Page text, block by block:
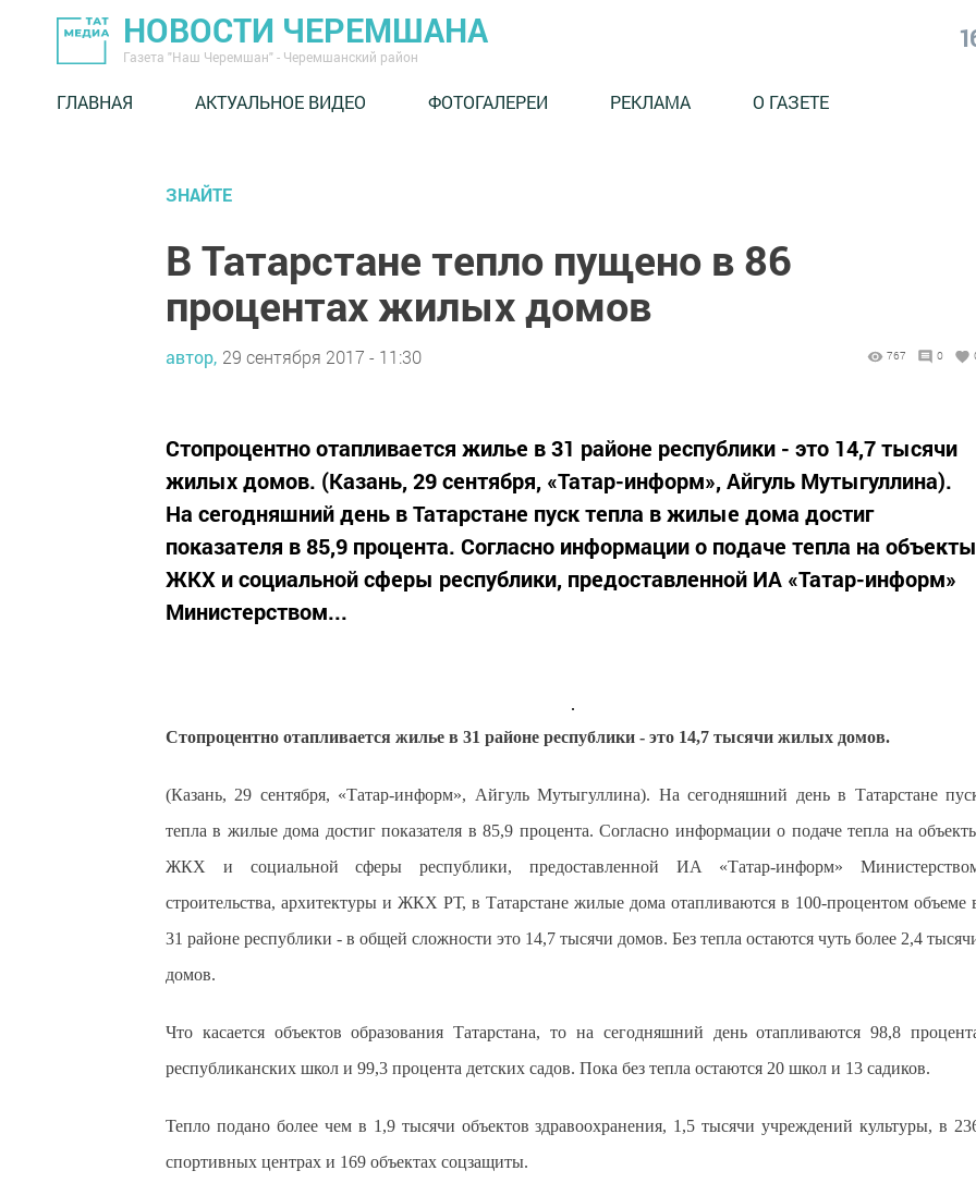
НОВОСТИ ЧЕРЕМШАНА
Газета "Наш Черемшан" - Черемшанский район
ГЛАВНАЯ АКТУАЛЬНОЕ ВИДЕО ФОТОГАЛЕРЕИ РЕКЛАМА О ГАЗЕТЕ
ЗНАЙТЕ
В Татарстане тепло пущено в 86
процентах жилых домов
автор, 29 сентября 2017 - 11:30 767 0
Стопроцентно отапливается жилье в 31 районе республики - это 14,7 тысячи
жилых домов. (Казань, 29 сентября, «Татар-информ», Айгуль Мутыгуллина).
На сегодняшний день в Татарстане пуск тепла в жилые дома достиг
показателя в 85,9 процента. Согласно информации о подаче тепла на объекты
ЖКХ и социальной сферы республики, предоставленной ИА «Татар-информ»
Министерством...
Стопроцентно отапливается жилье в 31 районе республики - это 14,7 тысячи жилых домов.
(Казань, 29 сентября, «Татар-информ», Айгуль Мутыгуллина). На сегодняшний день в Татарстане
тепла в жилые дома достиг показателя в 85,9 процента. Согласно информации о подаче тепла на
ЖКХ и социальной сферы республики, предоставленной ИА «Татар-информ»
строительства, архитектуры и ЖКХ РТ, в Татарстане жилые дома отапливаются в 100-процентом объеме
31 районе республики - в общей сложности это 14,7 тысячи домов. Без тепла остаются чуть более 2,4
домов.
Что касается объектов образования Татарстана, то на сегодняшний день отапливаются 98,8
республиканских школ и 99,3 процента детских садов. Пока без тепла остаются 20 школ и 13 садиков.
Тепло подано более чем в 1,9 тысячи объектов здравоохранения, 1,5 тысячи учреждений культуры, в
спортивных центрах и 169 объектах соцзащиты.